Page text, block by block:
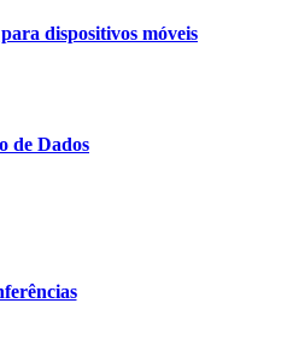
dispositivos móveis
de Dados